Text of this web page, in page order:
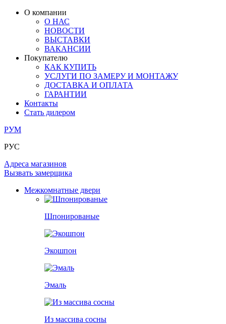
ИЗ МАССИВА ОЛЬХИ
РАСПРОДАЖА ОСТАТКОВ
ВСЕ ДВЕРИ
ПОД ОБОИ И ПОКРАСКУ
РАЗДВИЖНЫЕ ПЕРЕГОРОДКИ
КОМПЛЕКТУЮЩИЕ
ОГРАНИЧИТЕЛИ
ПЕТЛИ
РАЗДВИЖНАЯ СИСТЕМА
СТЕНОВЫЕ ПАНЕЛИ
О компании
О НАС
НОВОСТИ
ВЫСТАВКИ
ВАКАНСИИ
Покупателю
КАК КУПИТЬ
УСЛУГИ ПО ЗАМЕРУ И МОНТАЖУ
ДОСТАВКА И ОПЛАТА
ГАРАНТИИ
Контакты
Стать дилером
РУМ
РУС
Адреса магазинов
Вызвать замерщика
Межкомнатные двери
Шпонированые
Экошпон
Эмаль
Из массива сосны